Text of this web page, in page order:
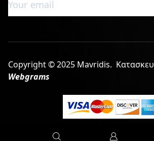
Copyright © 2025 Mavridis.
Webgrams